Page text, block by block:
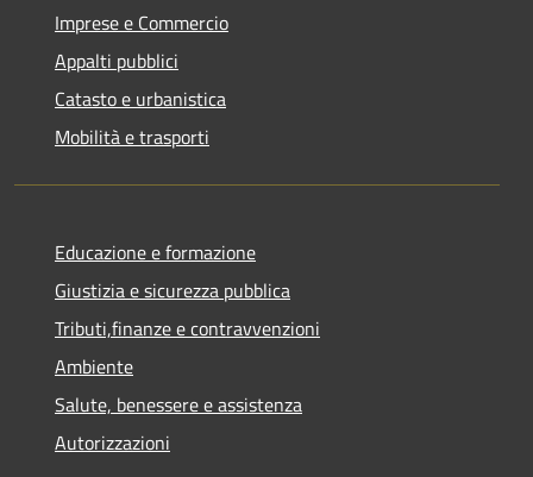
Imprese e Commercio
Appalti pubblici
Catasto e urbanistica
Mobilità e trasporti
Educazione e formazione
Giustizia e sicurezza pubblica
Tributi,finanze e contravvenzioni
Ambiente
Salute, benessere e assistenza
Autorizzazioni